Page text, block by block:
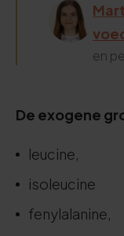
en
De exogene
leucine,
isoleucine
fenylalanine,